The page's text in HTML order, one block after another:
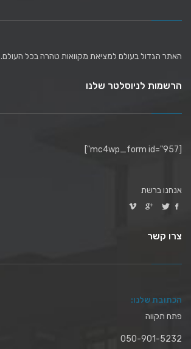
האתר הגדול בעולם למציאת מקוואות טהרה בכל העולם.
הרשמות לניוסלטר שלנו
[mc4wp_form id="957"]
אנחנו ברשת
צרו קשר
הכתובת שלנו:
פתח תקווה
050-901-5232